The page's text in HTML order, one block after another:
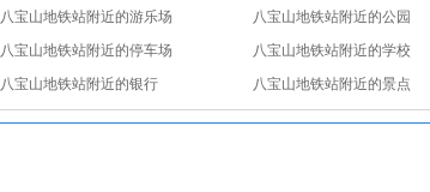
八宝山地铁站附近的游乐场
八宝山地铁站附近的公园
八宝山地铁站附近的停车场
八宝山地铁站附近的学校
八宝山地铁站附近的银行 八宝山地铁站附近的景点